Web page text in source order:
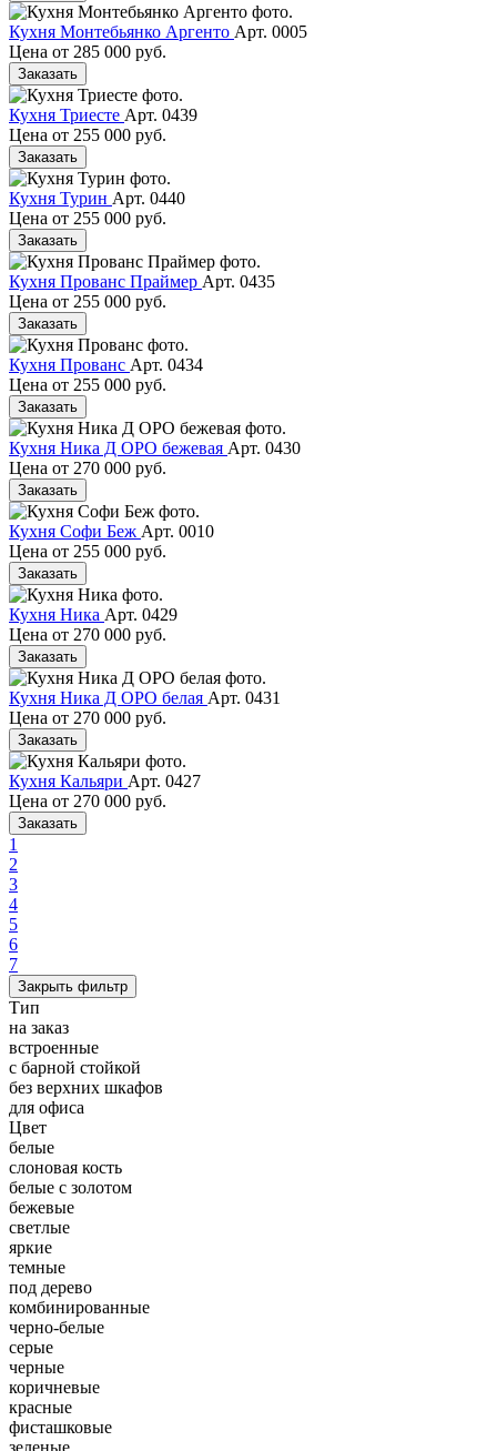
Кухня Монтебьянко Аргенто Арт. 0005
Цена от 285 000 руб.
Заказать
Кухня Триесте Арт. 0439
Цена от 255 000 руб.
Заказать
Кухня Турин Арт. 0440
Цена от 255 000 руб.
Заказать
Кухня Прованс Праймер Арт. 0435
Цена от 255 000 руб.
Заказать
Кухня Прованс Арт. 0434
Цена от 255 000 руб.
Заказать
Кухня Ника Д ОРО бежевая Арт. 0430
Цена от 270 000 руб.
Заказать
Кухня Софи Беж Арт. 0010
Цена от 255 000 руб.
Заказать
Кухня Ника Арт. 0429
Цена от 270 000 руб.
Заказать
Кухня Ника Д ОРО белая Арт. 0431
Цена от 270 000 руб.
Заказать
Кухня Кальяри Арт. 0427
Цена от 270 000 руб.
Заказать
1
2
3
4
5
6
7
Закрыть фильтр
Тип
на заказ
встроенные
с барной стойкой
без верхних шкафов
для офиса
Цвет
белые
слоновая кость
белые с золотом
бежевые
светлые
яркие
темные
под дерево
комбинированные
черно-белые
серые
черные
коричневые
красные
фисташковые
зеленые